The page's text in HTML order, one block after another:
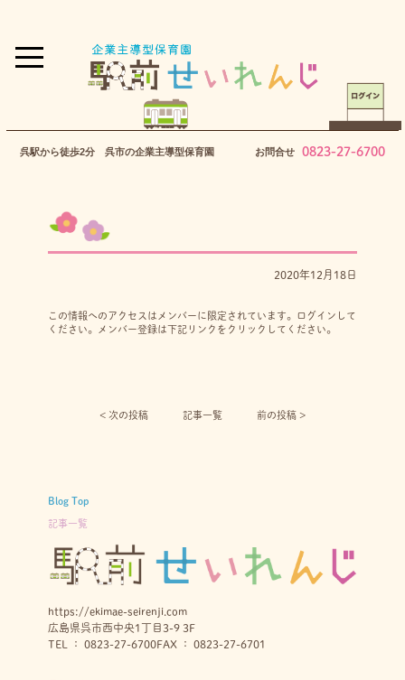
呉駅から徒歩2分 呉市の企業主導型保育園 お問合せ 0823-27-6700
2020年12月18日
この情報へのアクセスはメンバーに限定されています。ログインして
ください。メンバー登録は下記リンクをクリックしてください。
< 次の投稿︎ 記事一覧 前の投稿 >
Blog Top
記事一覧
https://ekimae-seirenji.com
広島県呉市西中央1丁目3-9 3F
TEL ： 0823-27-6700FAX ： 0823-27-6701